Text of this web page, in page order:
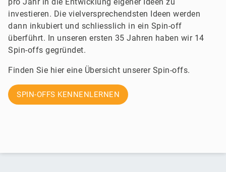
investieren. Die vielversprechendsten Ideen werden
dann inkubiert und schliesslich in ein Spin-off
überführt. In unseren ersten 35 Jahren haben wir 14
Spin-offs gegründet.
Finden Sie hier eine Übersicht unserer Spin-offs.
SPIN-OFFS KENNENLERNEN